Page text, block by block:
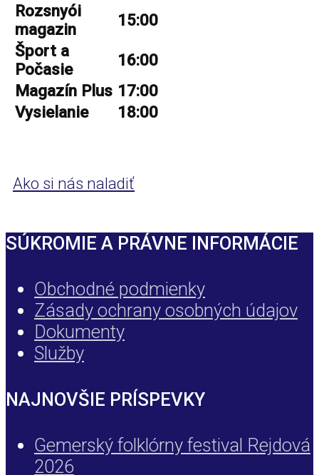
Rozsnyói
magazin
15:00
Šport a
Počasie
16:00
Magazín Plus 17:00
Vysielanie
18:00
Ako si nás naladiť
SÚKROMIE A PRÁVNE INFORMÁCIE
Obchodné podmienky
Zásady ochrany osobných údajov
Dokumenty
Služby
NAJNOVŠIE PRÍSPEVKY
Gemerský folklórny festival Rejdová
2026